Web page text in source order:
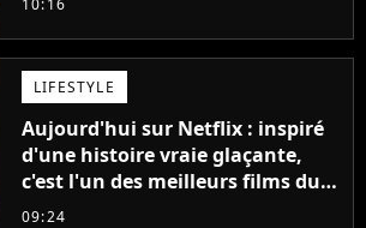
décennies"
LIFESTYLE
Aujourd'hui sur Netflix : inspiré
d'une histoire vraie glaçante,
c'est l'un des meilleurs films du
21ème siècle
09:24